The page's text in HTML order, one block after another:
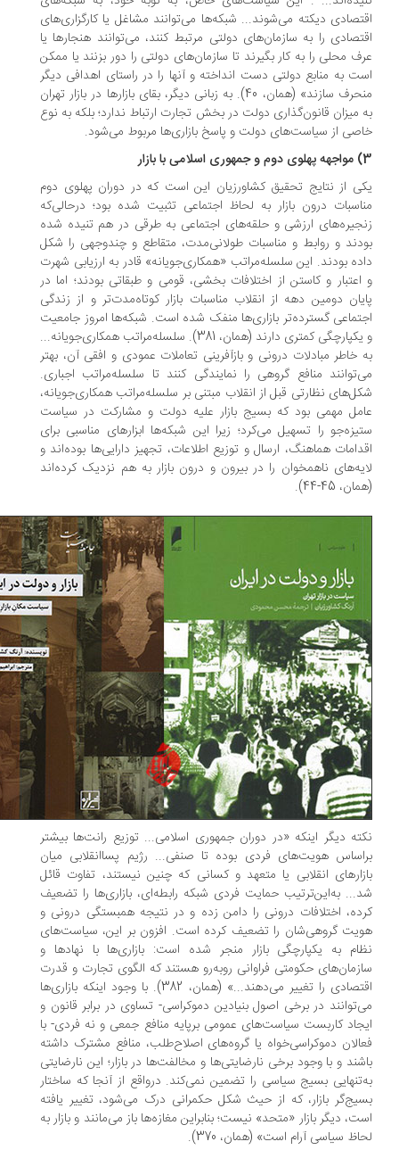
دیکته می‌شوند... شبکه‌ها می‌توانند مشاغل یا کارگزاری‌های
را به سازمان‌های دولتی مرتبط کنند، می‌توانند هنجارها یا
محلی را به کار بگیرند تا سازمان‌های دولتی را دور بزنند یا ممکن
به منابع دولتی دست انداخته و آنها را در راستای اهدافی دیگر
منحرف سازند» (همان، 40). به زبانی دیگر، بقای بازارها در بازار تهران
میزان قانون‌گذاری دولت در بخش تجارت ارتباط ندارد؛ بلکه به نوع
از سیاست‌های دولت و پاسخ بازاری‌ها مربوط می‌شود.
از نتایج تحقیق کشاورزیان این است که در دوران پهلوی دوم
درون بازار به لحاظ اجتماعی تثبیت شده بود؛ در‌حالی‌که
ارزشی و حلقه‌های اجتماعی به طرقی در هم تنیده شده
و روابط و مناسبات طولانی‌مدت، متقاطع و چندوجهی را شکل
بودند. این سلسله‌مراتب «همکاری‌جویانه» قادر به ارزیابی شهرت
و کاستن از اختلافات بخشی، قومی و طبقاتی بودند؛ اما در
دومین دهه از انقلاب مناسبات بازار کوتاه‌مدت‌تر و از زندگی
گسترده‌تر بازاری‌ها منفک شده است. شبکه‌ها امروز جامعیت
و یکپارچگی کمتری دارند (همان، 381). سلسله‌مراتب همکاری‌جویانه...
خاطر مبادلات درونی و بازآفرینی تعاملات عمودی و افقی آن، بهتر
منافع گروهی را نمایندگی کنند تا سلسله‌مراتب اجباری.
نظارتی قبل از انقلاب مبتنی بر سلسله‌مراتب همکاری‌جویانه،
مهمی بود که بسیج بازار علیه دولت و مشارکت در سیاست
را تسهیل می‌کرد؛ زیرا این شبکه‌ها ابزارهای مناسبی برای
هماهنگ، ارسال و توزیع اطلاعات، تجهیز دارایی‌ها بوده‌اند و
ناهمخوان را در بیرون و درون بازار به هم نزدیک کرده‌اند
45-44).
دیگر اینکه «در دوران جمهوری اسلامی... توزیع رانت‌ها بیشتر
هویت‌های فردی بوده تا صنفی... رژیم پساانقلابی میان
انقلابی یا متعهد و کسانی که چنین نیستند، تفاوت قائل
به‌این‌ترتیب حمایت فردی شبکه رابطه‌ای، بازاری‌ها را تضعیف
اختلافات درونی را دامن زده و در نتیجه همبستگی درونی و
گروهی‌شان را تضعیف کرده است. افزون بر این، سیاست‌های
به یکپارچگی بازار منجر شده است: بازاری‌ها با نهادها و
حکومتی فراوانی روبه‌رو هستند که الگوی تجارت و قدرت
اقتصادی را تغییر می‌دهند...» (همان، 382). با وجود اینکه بازاری‌ها
در برخی اصول بنیادین دموکراسی- تساوی در برابر قانون و
کاربست‌ سیاست‌های عمومی برپایه منافع جمعی و نه فردی- با
دموکراسی‌خواه یا گروه‌های اصلاح‌طلب، منافع مشترک داشته
و با وجود برخی نارضایتی‌ها و مخالفت‌ها در بازار؛ این نارضایتی
بسیج سیاسی را تضمین نمی‌کند. درواقع از آنجا که ساختار
بازار، که از حیث شکل حکمرانی درک می‌شود، تغییر یافته
دیگر بازار «متحد» نیست؛ بنابراین مغازه‌ها باز می‌مانند و بازار به
سیاسی آرام است» (همان، 370).